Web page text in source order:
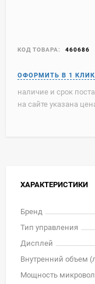
КОД ТОВАРА: 460686
наличие и срок
на сайте указана
ХАРАКТЕРИСТИКИ
Бренд
Тип управления
Дисплей
Внутренний объем
Мощность